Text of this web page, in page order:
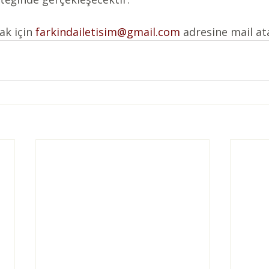
için farkindailetisim@gmail.com adresine mail